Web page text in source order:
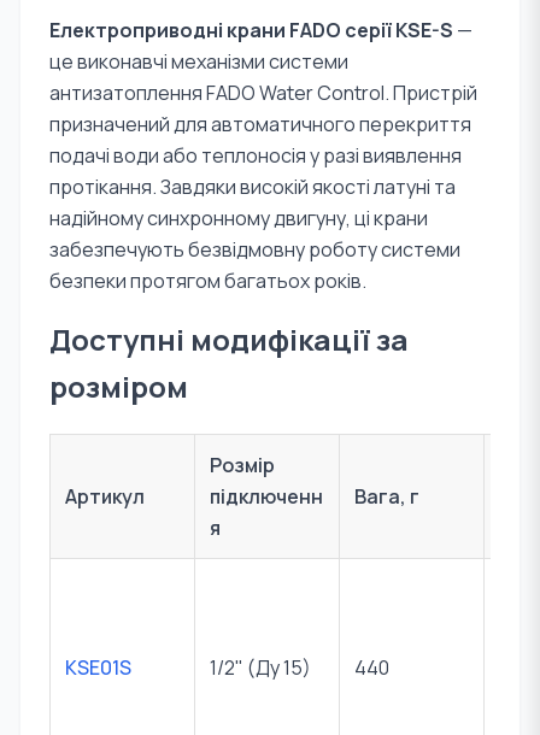
Електроприводні крани FADO серії KSE-S —
це виконавчі механізми системи
антизатопленняFADO Water Control. Пристрій
призначений для автоматичного перекриття
подачі води або теплоносія у разі виявлення
протікання. Завдяки високій якості латуні та
надійному синхронному двигуну, ці крани
забезпечують безвідмовну роботу системи
безпеки протягом багатьох років.
Доступні модифікації за
розміром
Артикул
Розмір
підключенн
я
Вага, г
KSE01S 1/2" (Ду 15) 440